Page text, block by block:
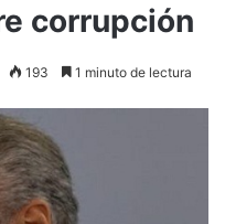
corrupción
193 1 minuto de lectura